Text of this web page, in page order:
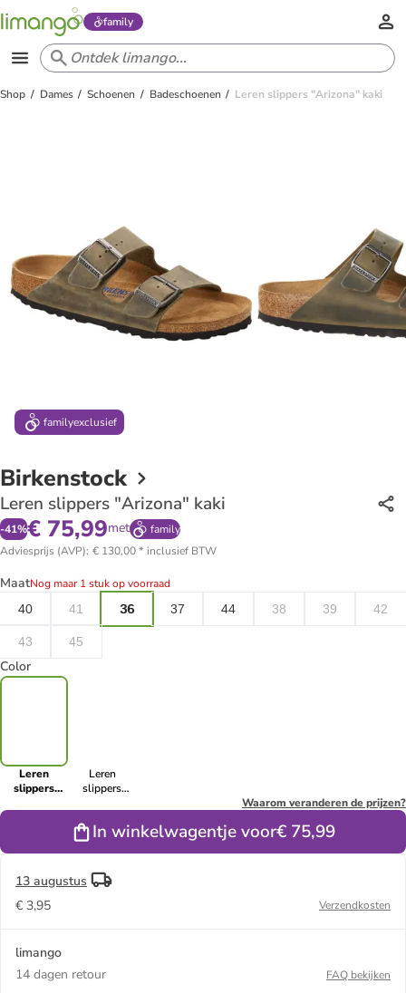
family
Shop Dames Schoenen Badeschoenen Leren slippers "Arizona" kaki
familyexclusief
Birkenstock
Leren slippers "Arizona" kaki
-41%€ 75,99met
family
Adviesprijs (AVP): € 130,00* inclusief BTW
MaatNog maar 1 stuk op voorraad
40
41 36 37 44 38 39 42
43 45
Color
Leren
slippers
Leren
slippers
Waarom veranderen de prijzen?
In winkelwagentje voor€ 75,99
13 augustus
€ 3,95
Verzendkosten
limango
14 dagen retour
FAQ bekijken